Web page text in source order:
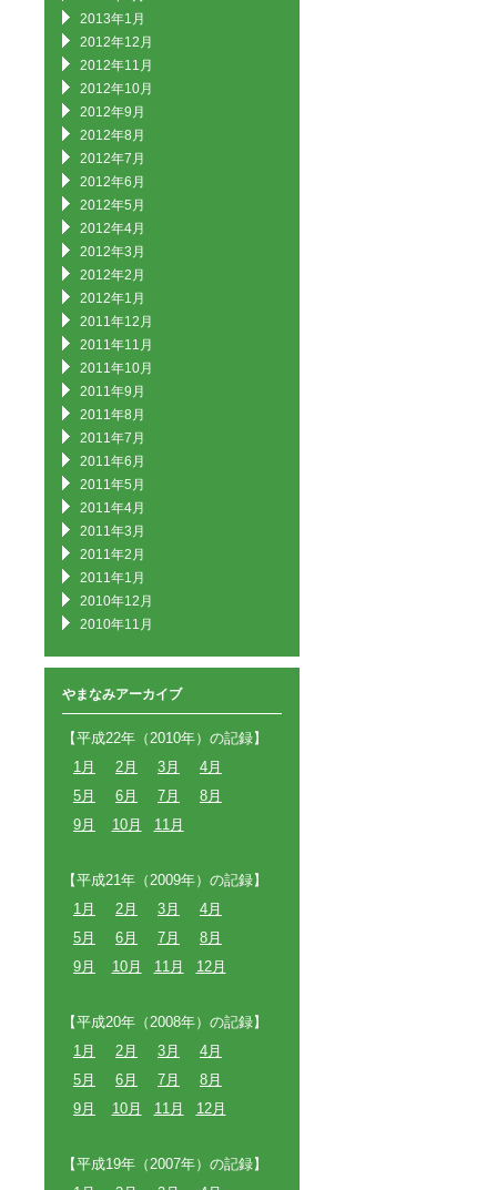
2013年1月
2012年12月
2012年11月
2012年10月
2012年9月
2012年8月
2012年7月
2012年6月
2012年5月
2012年4月
2012年3月
2012年2月
2012年1月
2011年12月
2011年11月
2011年10月
2011年9月
2011年8月
2011年7月
2011年6月
2011年5月
2011年4月
2011年3月
2011年2月
2011年1月
2010年12月
2010年11月
やまなみアーカイブ
【平成22年（2010年）の記録】
1月
2月 3月
4月
5月
6月 7月
8月
9月
10月 11月
【平成21年（2009年）の記録】
1月
2月 3月
4月
5月
6月 7月
8月
9月
10月 11月 12月
【平成20年（2008年）の記録】
1月
2月 3月
4月
5月
6月 7月
8月
9月
10月 11月 12月
【平成19年（2007年）の記録】